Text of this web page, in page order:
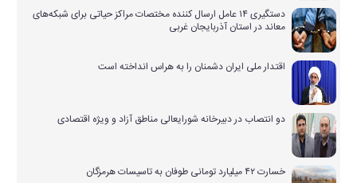
دستگیری ۱۴ عامل ارسال کننده مختصات مراکز حیاتی برای شبکه‌های
معاند در استان آذربایجان غربی
اقتدار ملی ایران دشمنان را به هراس انداخته است
دو انتصاب در دبیرخانه شورایعالی مناطق آزاد و ویژه اقتصادی
خسارت ۴۲ میلیارد تومانی طوفان به تاسیسات هرمزگان